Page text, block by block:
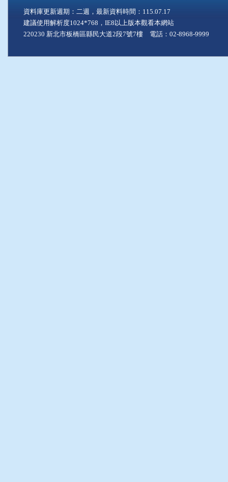
資料庫更新週期：二週，最新資料時間：115.07.17
建議使用解析度1024*768，IE8以上版本觀看本網站
220230 新北市板橋區縣民大道2段7號7樓 電話：02-8968-9999